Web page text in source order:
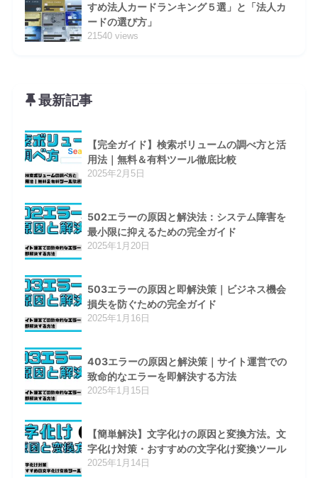
すめ法人カードランキング５選」と「法人カ
ードの選び方」
21540 views
最新記事
【完全ガイド】検索ボリュームの調べ方と活
用法｜無料＆有料ツール徹底比較
2025年2月5日
502エラーの原因と解決法：システム障害を
最小限に抑えるための完全ガイド
2025年1月20日
503エラーの原因と即解決策｜ビジネス機会
損失を防ぐための完全ガイド
2025年1月16日
403エラーの原因と解決策｜サイト運営での
致命的なエラーを即解決する方法
2025年1月15日
【簡単解決】文字化けの原因と変換方法。文
字化け対策・おすすめの文字化け変換ツール
2025年1月14日